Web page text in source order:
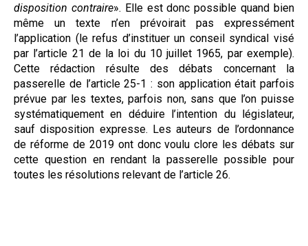
disposition contraire». Elle est donc possible quand bien
même un texte n’en prévoirait pas expressément
l’application (le refus d’instituer un conseil syndical visé
par l’article 21 de la loi du 10 juillet 1965, par exemple).
Cette rédaction résulte des débats concernant la
passerelle de l’article 25-1 : son application était parfois
prévue par les textes, parfois non, sans que l’on puisse
systématiquement en déduire l’intention du législateur,
sauf disposition expresse. Les auteurs de l’ordonnance
de réforme de 2019 ont donc voulu clore les débats sur
cette question en rendant la passerelle possible pour
toutes les résolutions relevant de l’article 26.